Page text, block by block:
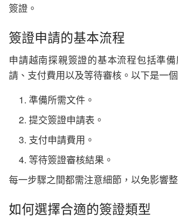
簽證。
簽證申請的基本流程
申請越南探親簽證的基本流程包括準
請、支付費用以及等待審核。以下是一
準備所需文件。
提交簽證申請表。
支付申請費用。
等待簽證審核結果。
每一步驟之間都需注意細節，以免影響
如何選擇合適的簽證類型